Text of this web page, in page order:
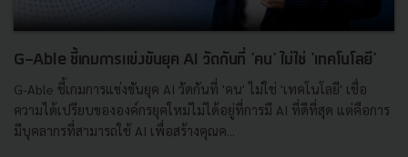
G-Able ชี้เกมการแข่งขันยุค AI วัดกันที่ 'คน' ไม่ใช่ 'เทคโนโลยี'
G-Able ชี้เกมการแข่งขันยุค AI วัดกันที่ 'คน' ไม่ใช่ 'เทคโนโลยี' เชื่อ
ความได้เปรียบขององค์กรยุคใหม่ไม่ได้อยู่ที่การมี AI ที่ดีที่สุด แต่คือการ
มีบุคลากรที่สามารถใช้ AI เพื่อสร้างคุณค...